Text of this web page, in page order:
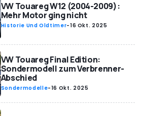
VW Touareg W12 (2004-2009):
Mehr Motor ging nicht
Historie Und Oldtimer-16 Okt. 2025
VW Touareg Final Edition:
Sondermodell zum Verbrenner-
Abschied
Sondermodelle-16 Okt. 2025